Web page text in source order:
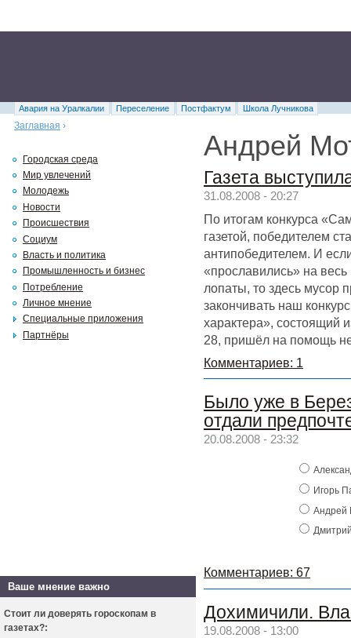
Авария на Уралкалии Переселение Постфактум
Школа Лучникова
Заглавная ›
Андрей
Газета
31.08.2008 - 20:27
По итогам конкурса
газетой, победителем
антипобедителем. И
«прославились» на
лопаты, то здесь мусор
закончивать наш
характера», состоящий
28, пришёл на помощь
Комментариев: 1
Было уже в
отдали
20.08.2008 - 23:32
Игорь
Андрей
Комментариев: 67
Дохимичили.
19.08.2008 - 13:00
Городская среда
Мир увлечений
Молодежь
Новости
Происшествия
Социум
Власть и политика
Промышленность и бизнес
Потребление
Личное мнение
Специальные приложения
Партнёры
Ваше мнение важно
Стоит ли доверять гороскопам в
газетах?: